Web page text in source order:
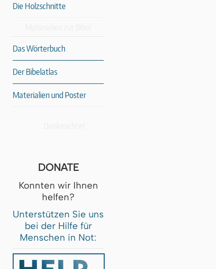
Die Holzschnitte
Das Wörterbuch
Der Bibelatlas
Materialien und Poster
DONATE
Konnten wir Ihnen
helfen?
Unterstützen Sie uns
bei der Hilfe für
Menschen in Not: